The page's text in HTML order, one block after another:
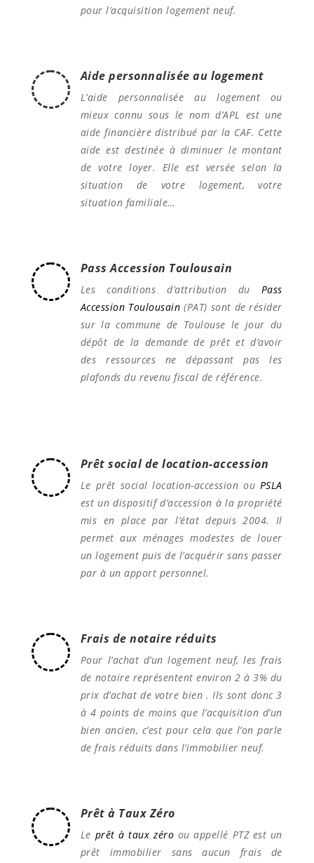
pour l’acquisition logement neuf.
Aide personnalisée au logement
L’aide personnalisée au logement ou
mieux connu sous le nom d’APL est une
aide financière distribué par la CAF. Cette
aide est destinée à diminuer le montant
de votre loyer. Elle est versée selon la
situation de votre logement, votre
situation familiale…
Pass Accession Toulousain
Les conditions d’attribution du Pass
Accession Toulousain (PAT) sont de résider
sur la commune de Toulouse le jour du
dépôt de la demande de prêt et d’avoir
des ressources ne dépassant pas les
plafonds du revenu fiscal de référence.
Prêt social de location-accession
Le prêt social location-accession ou PSLA
est un dispositif d’accession à la propriété
mis en place par l’état depuis 2004. Il
permet aux ménages modestes de louer
un logement puis de l’acquérir sans passer
par à un apport personnel.
Frais de notaire réduits
Pour l’achat d’un logement neuf, les frais
de notaire représentent environ 2 à 3% du
prix d’achat de votre bien . Ils sont donc 3
à 4 points de moins que l’acquisition d’un
bien ancien, c’est pour cela que l’on parle
de frais réduits dans l’immobilier neuf.
Prêt à Taux Zéro
Le prêt à taux zéro ou appellé PTZ est un
prêt immobilier sans aucun frais de